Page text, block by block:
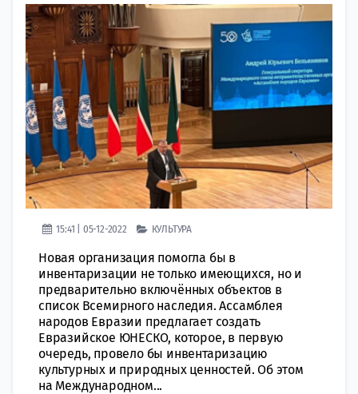
15:41 | 05-12-2022 КУЛЬТУРА
Новая организация помогла бы в
инвентаризации не только имеющихся, но и
предварительно включённых объектов в
список Всемирного наследия. Ассамблея
народов Евразии предлагает создать
Евразийское ЮНЕСКО, которое, в первую
очередь, провело бы инвентаризацию
культурных и природных ценностей. Об этом
на Международном...